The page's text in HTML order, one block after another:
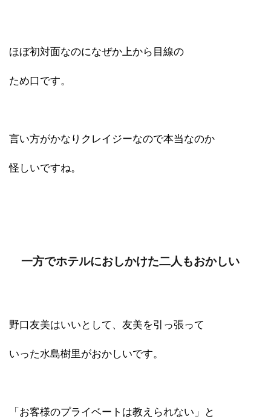
ほぼ初対面なのになぜか上から目線の
ため口です。
言い方がかなりクレイジーなので本当なのか
怪しいですね。
一方でホテルにおしかけた二人もおかしい
野口友美はいいとして、友美を引っ張って
いった水島樹里がおかしいです。
「お客様のプライベートは教えられない」と